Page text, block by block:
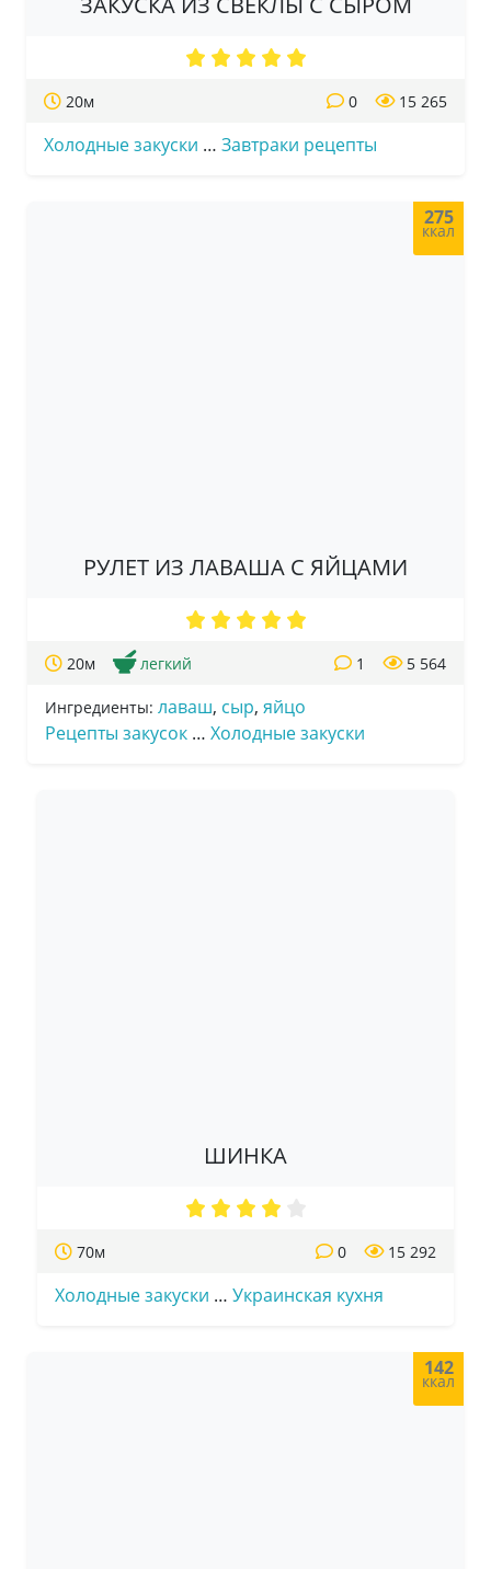
20м 15 265
0
Холодные закуски … Завтраки рецепты
275
ккал
РУЛЕТ ИЗ ЛАВАША С ЯЙЦАМИ
20м легкий 5 564
1
Ингредиенты: лаваш, сыр, яйцо
Рецепты закусок … Холодные закуски
ШИНКА
70м 15 292
0
Холодные закуски … Украинская кухня
142
ккал